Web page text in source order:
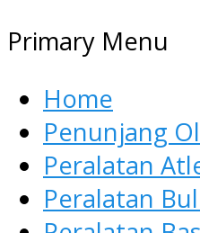
Primary Menu
Home
Penunjang
Peralatan
Peralatan